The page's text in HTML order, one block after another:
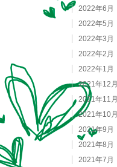
2022年6月
2022年5月
2022年3月
2022年2月
2022年1月
2021年12月
2021年11月
2021年10月
2021年9月
2021年8月
2021年7月